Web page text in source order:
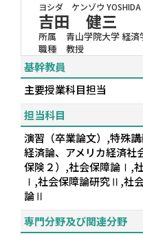
ヨシダ ケンゾウ
吉田 健三
所属
青山学院大学 経済
職種
教授
基幹教員
主要授業科目担当
担当科目
演習（卒業論文）,特殊
経済論、アメリカ経済社
保険２）,社会保障論Ⅰ,
Ⅰ,社会保障論研究Ⅱ,社
論Ⅱ
専門分野及び関連分野